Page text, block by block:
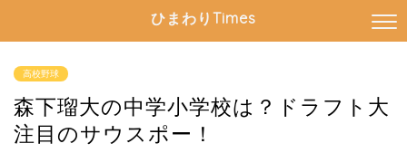
ひまわりTimes
高校野球
森下瑠大の中学小学校は？ドラフト大
注目のサウスポー！